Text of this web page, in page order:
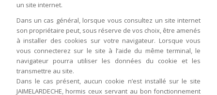
un site internet.
Dans un cas général, lorsque vous consultez un site internet
son propriétaire peut, sous réserve de vos choix, être amenés
à installer des cookies sur votre navigateur. Lorsque vous
vous connecterez sur le site à l’aide du même terminal, le
navigateur pourra utiliser les données du cookie et les
transmettre au site.
Dans le cas présent, aucun cookie n’est installé sur le site
JAIMELARDECHE, hormis ceux servant au bon fonctionnement